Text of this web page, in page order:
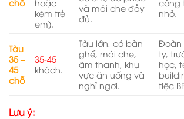
chỗ
hoặc
kèm trẻ
em).
và mái che đầy
đủ.
công
nhỏ.
Tàu
35 –
45
chỗ
35-45
khách.
Tàu lớn, có bàn
ghế, mái che,
âm thanh, khu
vực ăn uống và
nghỉ ngơi.
Đoàn
ty,
học,
tiệc
Lưu ý: